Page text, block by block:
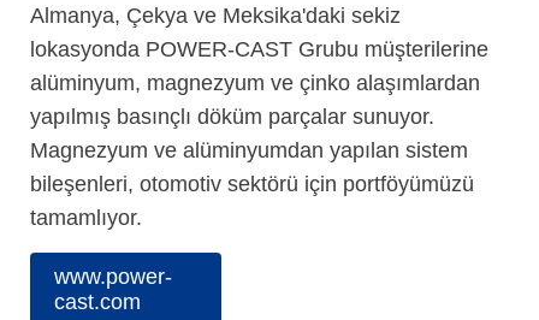
Almanya, Çekya ve Meksika'daki sekiz
lokasyonda POWER-CAST Grubu müşterilerine
alüminyum, magnezyum ve çinko alaşımlardan
yapılmış basınçlı döküm parçalar sunuyor.
Magnezyum ve alüminyumdan yapılan sistem
bileşenleri, otomotiv sektörü için portföyümüzü
tamamlıyor.
www.power-
cast.com